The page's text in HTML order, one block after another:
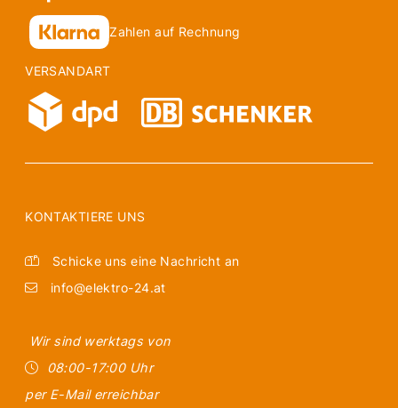
Zahlen auf Rechnung
VERSANDART
KONTAKTIERE UNS
Schicke uns eine Nachricht an
info@elektro-24.at
Wir sind werktags von
08:00-17:00 Uhr
per E-Mail erreichbar